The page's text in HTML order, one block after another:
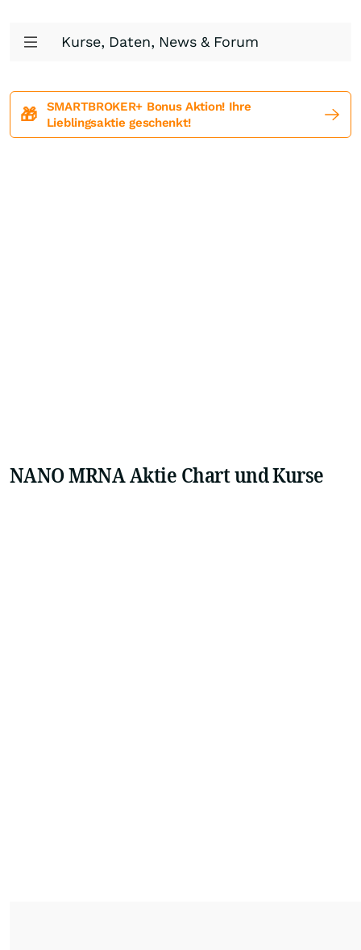
Kurse, Daten, News & Forum
🎁
SMARTBROKER+ Bonus Aktion! Ihre
Lieblingsaktie geschenkt!
NANO MRNA Aktie Chart und Kurse